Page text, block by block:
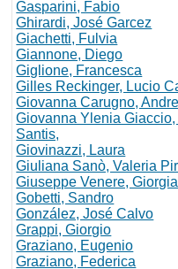
Gasparini, Fabio
Ghirardi, José Garcez
Giachetti, Fulvia
Giannone, Diego
Giglione, Francesca
Gilles Reckinger, Lucio
Giovanna Carugno,
Giovanna Ylenia
Santis,
Giovinazzi, Laura
Giuliana Sanò, Valeria
Giuseppe Venere,
Gobetti, Sandro
González, José Calvo
Grappi, Giorgio
Graziano, Eugenio
Graziano, Federica